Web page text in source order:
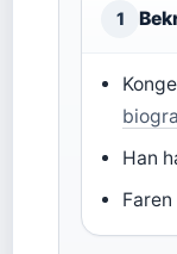
1
Han